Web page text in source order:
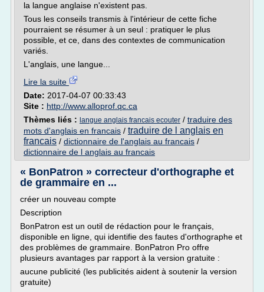
la langue anglaise n'existent pas.
Tous les conseils transmis à l'intérieur de cette fiche
pourraient se résumer à un seul : pratiquer le plus
possible, et ce, dans des contextes de communication
variés.
L'anglais, une langue...
Lire la suite
Date: 2017-04-07 00:33:43
Site : http://www.alloprof.qc.ca
Thèmes liés : langue anglais francais ecouter / traduire des
mots d'anglais en francais / traduire de l anglais en
francais / dictionnaire de l'anglais au francais /
dictionnaire de l anglais au francais
« BonPatron » correcteur d'orthographe et
de grammaire en ...
créer un nouveau compte
Description
BonPatron est un outil de rédaction pour le français,
disponible en ligne, qui identifie des fautes d'orthographe et
des problèmes de grammaire. BonPatron Pro offre
plusieurs avantages par rapport à la version gratuite :
aucune publicité (les publicités aident à soutenir la version
gratuite)